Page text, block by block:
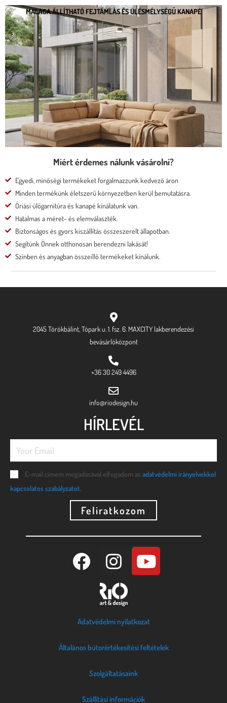
MALAGA ÁLLÍTHATÓ FEJTÁMLÁS ÉS ÜLÉSMÉLYSÉGŰ KANAPÉ
MALAGA ÁLLÍTHATÓ FEJTÁMLÁS ÉS
ÜLÉSMÉLYSÉGŰ KANAPÉ
* kedvező ár
* moduláris rendszer
* motoros állíthatóság
Megnézem
Miért érdemes nálunk vásárolni?
Egyedi, minőségi termékeket forgalmazzunk kedvező áron
Minden termékünk életszerű környezetben kerül bemutatásra.
Óriási ülőgarnitúra és kanapé kínálatunk van.
Hatalmas a méret- és elemválaszték.
Biztonságos és gyors kiszállítás összeszerelt állapotban.
Segítünk Önnek otthonosan berendezni lakását!
Színben és anyagban összeillő termékeket kínálunk.
2045 Törökbálint, Tópark u. 1. fsz. 6. MAXCITY lakberendezési
bevásárlóközpont
+36 30 249 4496
info@riodesign.hu
HÍRLEVÉL
E-mail címem megadásával elfogadom az adatvédelmi irányelvekkel
kapcsolatos szabályzatot.
Feliratkozom
Adatvédelmi nyilatkozat
Általános bútorértékesítési feltételek
Szolgáltatásaink
Szállítási információk